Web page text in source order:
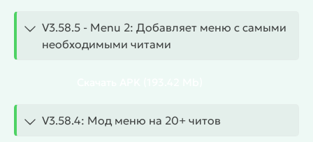
запоминающимися персонажами.
Простой геймплей, управление одним пальцем, но
при этом напряжение на поздних стадиях.
Информация о Моде: В этой
модифицированной версии игры у вас будет
V3.58.5 - Menu 2: Добавляет меню с самыми
необходимыми читами
V3.58.4: Мод меню на 20+ читов